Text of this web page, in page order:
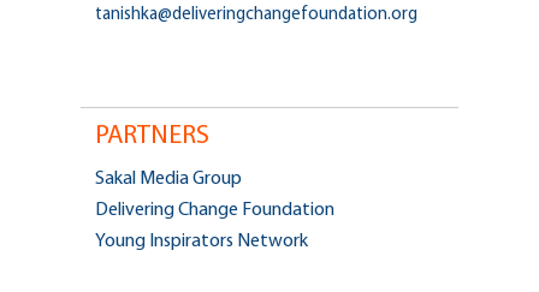
tanishka@deliveringchangefoundation.org
PARTNERS
Sakal Media Group
Delivering Change Foundation
Young Inspirators Network